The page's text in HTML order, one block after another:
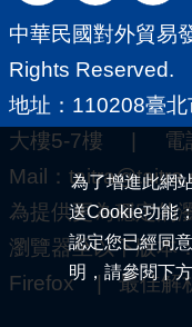
為了增進此網
送Cookie功能
認定您已經同
明，請參閱下
中華民國對外貿易
Rights Reserved.
地址：110208臺
大樓5-7樓 | 電
Mail：
為提供更為穩定的
瀏覽器至以下版本
Firefox | 最佳解